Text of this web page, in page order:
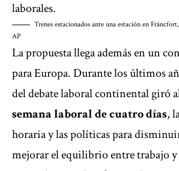
laborales.
Trenes estacionados ante una estación en
AP
La propuesta llega además en un
para Europa. Durante los últimos
del debate laboral continental giró
semana laboral de cuatro días,
horaria y las políticas para
mejorar el equilibrio entre trabajo